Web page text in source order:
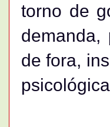
torno de
demanda,
de fora,